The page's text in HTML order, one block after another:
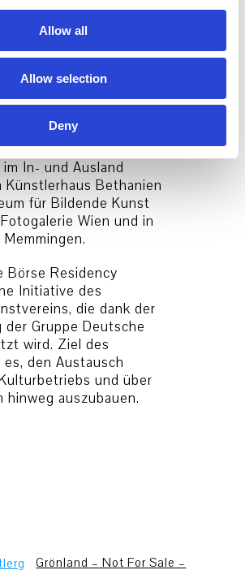
Allow all
Allow selection
Deny
Grant 2010
und erhielt den
1977 in Halle/Saale
für Grafik und
Müller war an
In- und Ausland
Bethanien
für Bildende Kunst
Wien und in
Börse Residency
Initiative des
die dank der
Gruppe Deutsche
wird. Ziel des
den Austausch
und über
hinweg auszubauen.
Grönland – Not For Sale –